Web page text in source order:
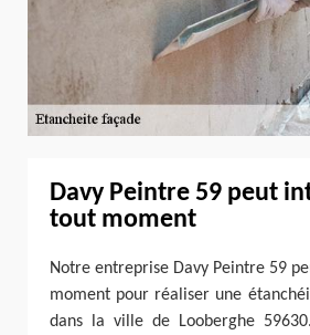
Davy Peintre 59 peut
tout moment
Notre entreprise Davy Peintre 59
moment pour réaliser une
dans la ville de Looberghe